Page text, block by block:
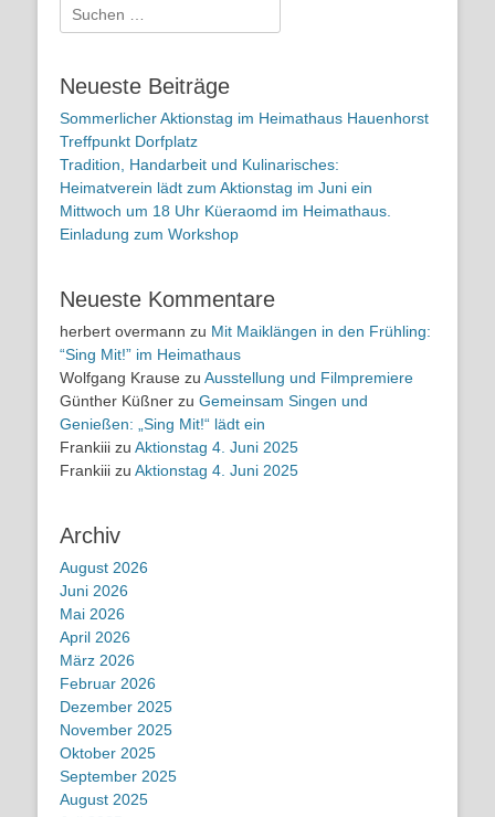
Suchen
nach:
Neueste Beiträge
Sommerlicher Aktionstag im Heimathaus Hauenhorst
Treffpunkt Dorfplatz
Tradition, Handarbeit und Kulinarisches:
Heimatverein lädt zum Aktionstag im Juni ein
Mittwoch um 18 Uhr Küeraomd im Heimathaus.
Einladung zum Workshop
Neueste Kommentare
herbert overmann zu Mit Maiklängen in den Frühling:
“Sing Mit!” im Heimathaus
Wolfgang Krause zu Ausstellung und Filmpremiere
Günther Küßner zu Gemeinsam Singen und
Genießen: „Sing Mit!“ lädt ein
Frankiii zu Aktionstag 4. Juni 2025
Frankiii zu Aktionstag 4. Juni 2025
Archiv
August 2026
Juni 2026
Mai 2026
April 2026
März 2026
Februar 2026
Dezember 2025
November 2025
Oktober 2025
September 2025
August 2025